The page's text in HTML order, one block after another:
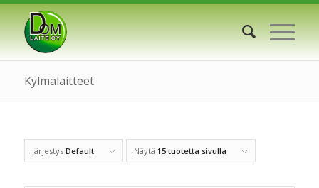
Kylmälaitteet
Järjestys Default Näytä 15 tuotetta sivulla